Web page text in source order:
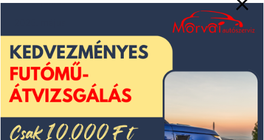
2025. június
2025. április
2025. március
2025. február
2025. január
2024. december